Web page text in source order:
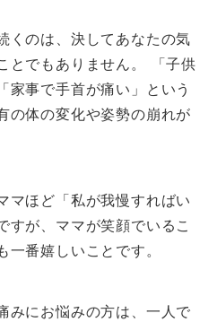
くのは、決してあなたの気
とでもありません。 「子供
家事で手首が痛い」という
の体の変化や姿勢の崩れが
マほど「私が我慢すればい
すが、ママが笑顔でいるこ
番嬉しいことです。
みにお悩みの方は、一人で